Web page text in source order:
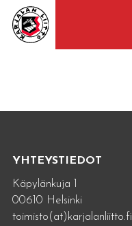
YHTEYSTIEDOT
Käpylänkuja 1
00610 Helsinki
toimisto(at)karjalanliitto.fi